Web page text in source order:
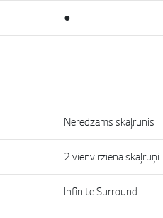
●
Neredzams skaļrunis
2 vienvirziena skaļruņi
Infinite Surround